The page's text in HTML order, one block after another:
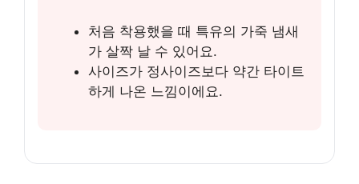
처음 착용했을 때 특유의 가죽 냄새
가 살짝 날 수 있어요.
사이즈가 정사이즈보다 약간 타이트
하게 나온 느낌이에요.